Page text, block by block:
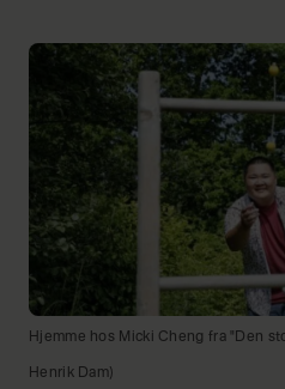
Hjemme hos Micki Cheng fra "Den
Henrik Dam)